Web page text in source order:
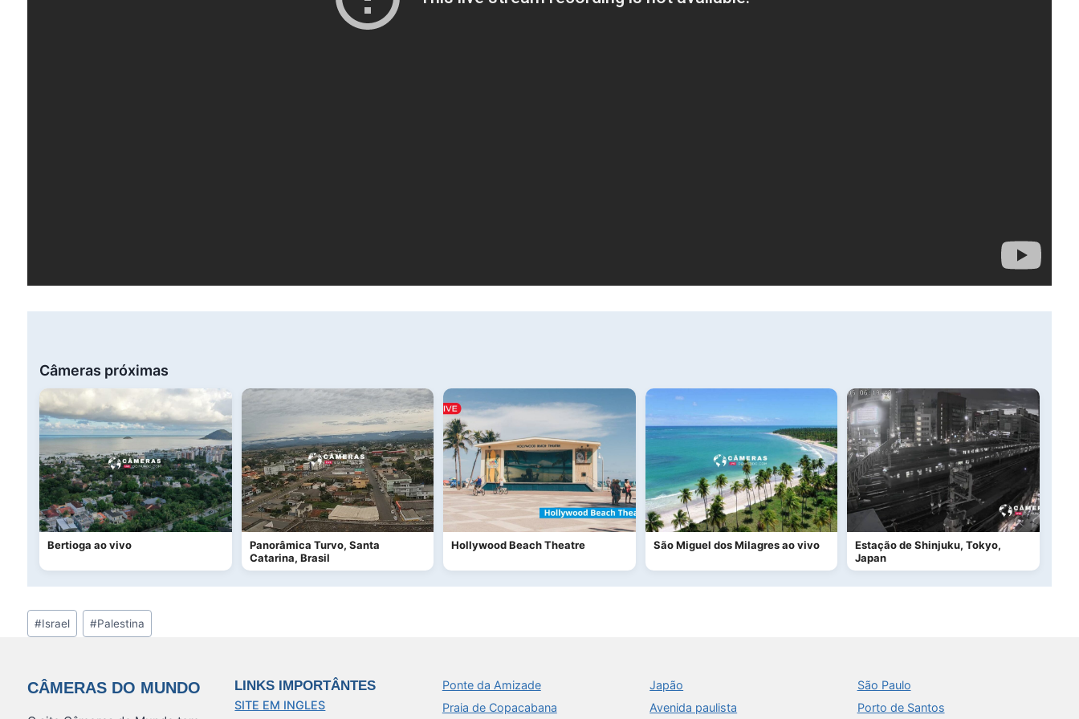
Câmeras próximas
Bertioga ao vivo
Panorâmica Turvo, Santa
Catarina, Brasil
Hollywood Beach Theatre São Miguel dos Milagres ao vivo
Estação de Shinjuku, Tokyo,
Japan
Tags
do
#Israel #Palestina
CÂMERAS DO MUNDO LINKS IMPORTÂNTES
SITE EM INGLES
Ponte da Amizade
Praia de Copacabana
Japão
Avenida paulista
São Paulo
Porto de Santos